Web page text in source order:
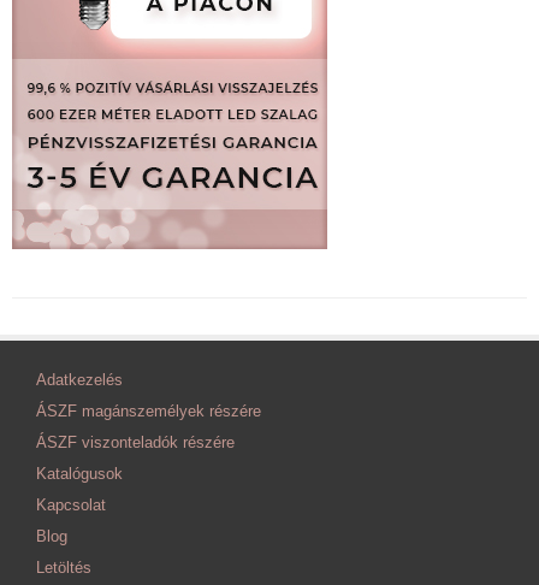
Adatkezelés
ÁSZF magánszemélyek részére
ÁSZF viszonteladók részére
Katalógusok
Kapcsolat
Blog
Letöltés